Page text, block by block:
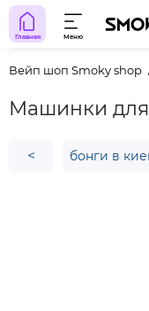
Главная Меню
Вейп шоп Smoky shop
Машинки для
< бонги в